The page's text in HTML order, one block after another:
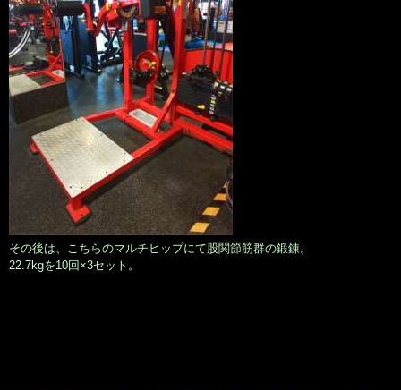
その後は、こちらのマルチヒップにて股関節筋群の鍛錬。
22.7kgを10回×3セット。